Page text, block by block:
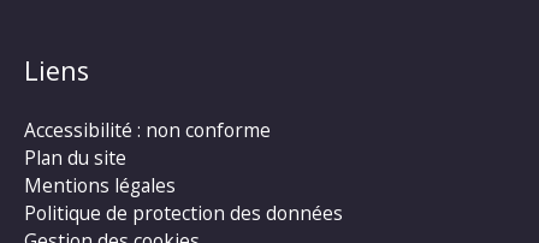
Liens
Accessibilité : non conforme
Plan du site
Mentions légales
Politique de protection des données